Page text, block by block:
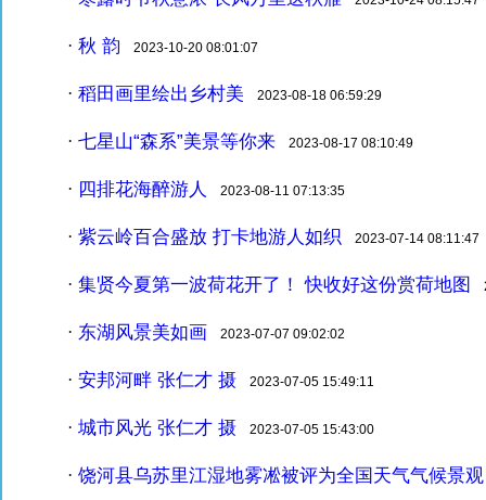
· 秋 韵 2023-10-20 08:01:07
· 稻田画里绘出乡村美 2023-08-18 06:59:29
· 七星山“森系”美景等你来 2023-08-17 08:10:49
· 四排花海醉游人 2023-08-11 07:13:35
· 紫云岭百合盛放 打卡地游人如织 2023-07-14 08:11:47
· 集贤今夏第一波荷花开了！ 快收好这份赏荷地图
· 东湖风景美如画 2023-07-07 09:02:02
· 安邦河畔 张仁才 摄 2023-07-05 15:49:11
· 城市风光 张仁才 摄 2023-07-05 15:43:00
· 饶河县乌苏里江湿地雾凇被评为全国天气气候景观